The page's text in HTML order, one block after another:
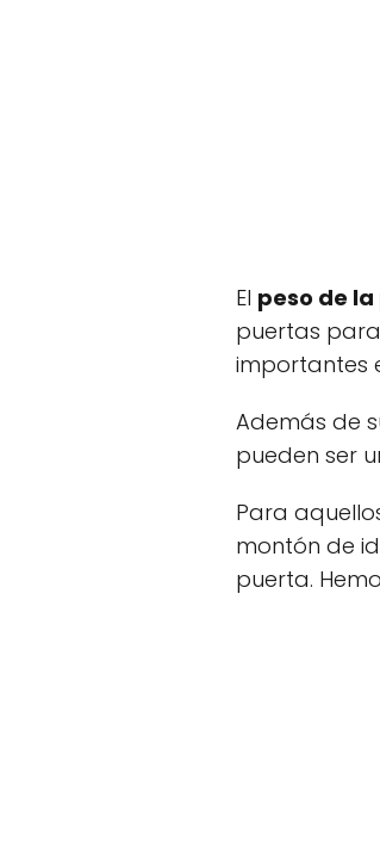
El peso de
puertas
importantes
Además de
pueden ser
Para
montón de
puerta.